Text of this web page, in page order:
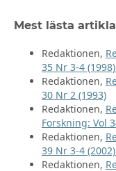
Mest lästa
Redaktionen,
35 Nr 3-4
Redaktionen,
30 Nr 2 (1993)
Redaktionen,
Forskning: Vol
Redaktionen,
39 Nr 3-4
Redaktionen,